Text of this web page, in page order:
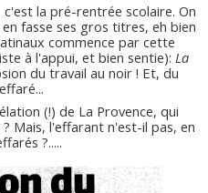
la pré-rentrée scolaire. On
en fasse ses gros titres, eh bien
commence par cette
à l'appui, et bien sentie): La
du travail au noir ! Et, du
(!) de La Provence, qui
Mais, l'effarant n'est-il pas, en
?.....